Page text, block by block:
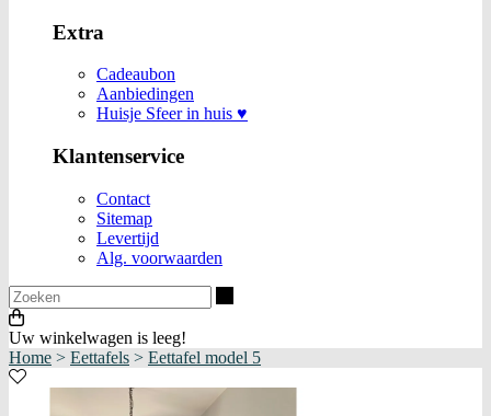
Extra
Cadeaubon
Aanbiedingen
Huisje Sfeer in huis ♥
Klantenservice
Contact
Sitemap
Levertijd
Alg. voorwaarden
Uw winkelwagen is leeg!
Home > Eettafels > Eettafel model 5